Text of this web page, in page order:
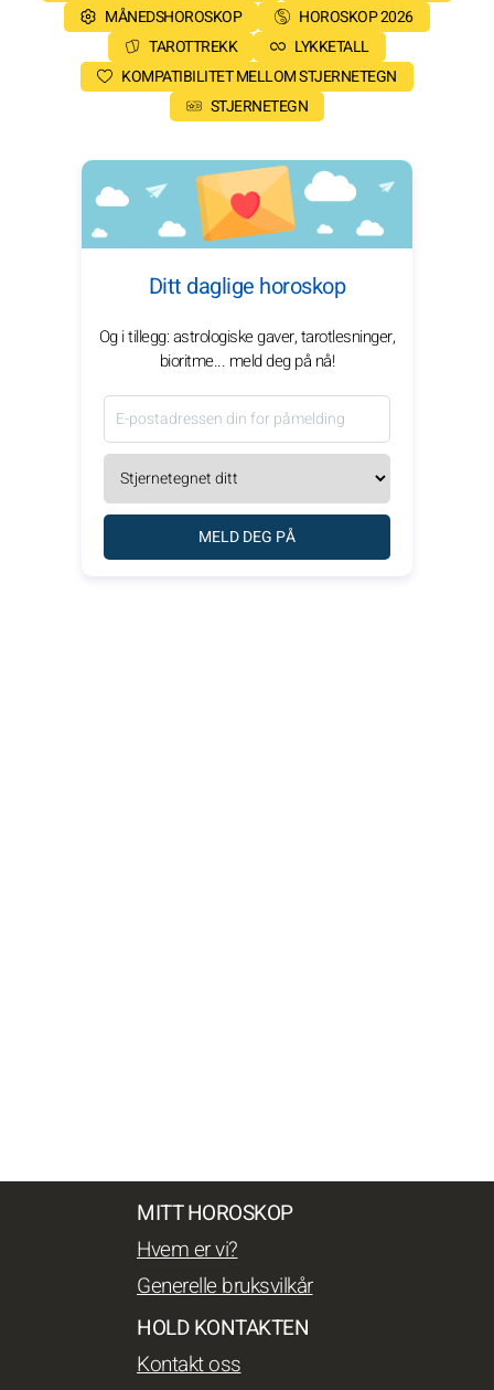
MÅNEDSHOROSKOP
HOROSKOP 2026
TAROTTREKK
LYKKETALL
KOMPATIBILITET MELLOM STJERNETEGN
STJERNETEGN
Ditt daglige horoskop
Og i tillegg: astrologiske gaver, tarotlesninger,
bioritme... meld deg på nå!
MELD DEG PÅ
MITT HOROSKOP
Hvem er vi?
Generelle bruksvilkår
HOLD KONTAKTEN
Kontakt oss